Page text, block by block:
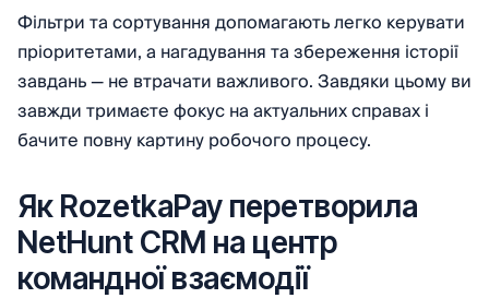
Фільтри та сортування допомагають легко керувати
пріоритетами, а нагадування та збереження історії
завдань — не втрачати важливого. Завдяки цьому ви
завжди тримаєте фокус на актуальних справах і
бачите повну картину робочого процесу.
Як RozetkaPay перетворила
NetHunt CRM на центр
командної взаємодії